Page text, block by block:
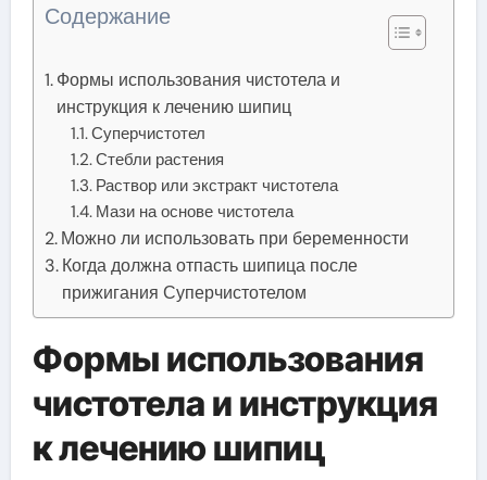
Содержание
Формы использования чистотела и
инструкция к лечению шипиц
Суперчистотел
Стебли растения
Раствор или экстракт чистотела
Мази на основе чистотела
Можно ли использовать при беременности
Когда должна отпасть шипица после
прижигания Суперчистотелом
Формы использования
чистотела и инструкция
к лечению шипиц